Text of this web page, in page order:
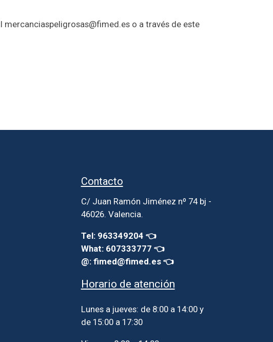
o a través de este
Contacto
C/ Juan Ramón Jiménez nº 74 bj -
46026. Valencia.
Tel: 963349204 👈
What: 607333777 👈
@: fimed@fimed.es 👈
Horario de atención
Lunes a jueves: de 8:00 a 14:00 y
de 15:00 a 17:30